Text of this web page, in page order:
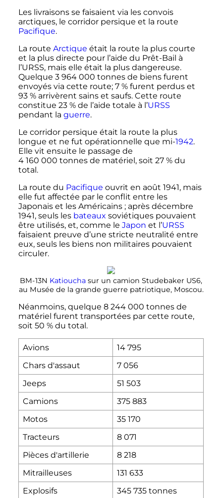
Les livraisons se faisaient via les convois
arctiques, le corridor persique et la route
Pacifique.
La route Arctique était la route la plus courte
et la plus directe pour l’aide du Prêt-Bail à
l’URSS, mais elle était la plus dangereuse.
Quelque 3 964 000 tonnesde biens furent
envoyés via cette route; 7 % furent perdus et
93 % arrivèrent sains et saufs. Cette route
constitue 23 % de l’aide totale à l’URSS
pendant la guerre.
Le corridor persique était la route la plus
longue et ne fut opérationnelle que mi-1942.
Elle vit ensuite le passage de
4 160 000 tonnesde matériel, soit 27 % du
total.
La route du Pacifique ouvrit en août 1941, mais
elle fut affectée par le conflit entre les
Japonais et les Américains ; après décembre
1941, seuls les bateaux soviétiques pouvaient
être utilisés, et, comme le Japon et l’URSS
faisaient preuve d’une stricte neutralité entre
eux, seuls les biens non militaires pouvaient
circuler.
BM-13N Katioucha sur un camion Studebaker US6,
au Musée de la grande guerre patriotique, Moscou.
Néanmoins, quelque 8 244 000 tonnesde
matériel furent transportées par cette route,
soit 50 % du total.
Avions
14 795
Chars d'assaut
7 056
Jeeps
51 503
Camions
375 883
Motos
35 170
Tracteurs
8 071
Pièces d'artillerie
8 218
Mitrailleuses
131 633
Explosifs
345 735 tonnes